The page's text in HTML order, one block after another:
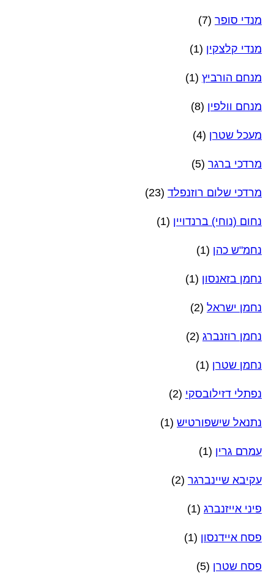
מנדי סופר (7)
מנדי קלצקין (1)
מנחם הורביץ (1)
מנחם וולפין (8)
מעכל שטרן (4)
מרדכי ברגר (5)
מרדכי שלום רוזנפלד (23)
נחום (נוחי) ברנדויין (1)
נחמ"ש כהן (1)
נחמן בזאנסון (1)
נחמן ישראל (2)
נחמן רוזנברג (2)
נחמן שטרן (1)
נפתלי דזילובסקי (2)
נתנאל שישפורטיש (1)
עמרם גרין (1)
עקיבא שיינברגר (2)
פיני אייזנברג (1)
פסח איידנסון (1)
פסח שטרן (5)